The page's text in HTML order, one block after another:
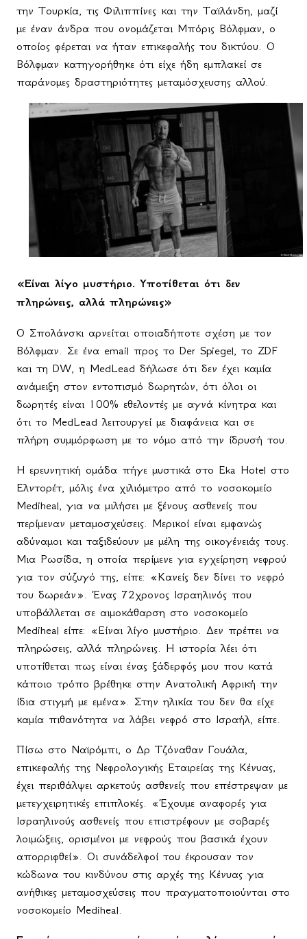
την Τουρκία, τις Φιλιππίνες και την Ταϊλάνδη, μαζί
με έναν άνδρα που ονομάζεται Μπόρις Βόλφμαν, ο
οποίος φέρεται να ήταν επικεφαλής του δικτύου. Ο
Βόλφμαν κατηγορήθηκε ότι είχε ήδη εμπλακεί σε
παράνομες δραστηριότητες μεταμόσχευσης αλλού.
«Είναι λίγο μυστήριο. Υποτίθεται ότι δεν
πληρώνεις, αλλά πληρώνεις»
Ο Σπολάνσκι αρνείται οποιαδήποτε σχέση με τον
Βόλφμαν. Σε ένα email προς το Der Spiegel, το ZDF
και τη DW, η MedLead δήλωσε ότι δεν έχει καμία
ανάμειξη στον εντοπισμό δωρητών, ότι όλοι οι
δωρητές είναι 100% εθελοντές με αγνά κίνητρα και
ότι το MedLead λειτουργεί με διαφάνεια και σε
πλήρη συμμόρφωση με το νόμο από την ίδρυσή του.
Η ερευνητική ομάδα πήγε μυστικά στο Eka Hotel στο
Ελντορέτ, μόλις ένα χιλιόμετρο από το νοσοκομείο
Mediheal, για να μιλήσει με ξένους ασθενείς που
περίμεναν μεταμοσχεύσεις. Μερικοί είναι εμφανώς
αδύναμοι και ταξιδεύουν με μέλη της οικογένειάς τους.
Μια Ρωσίδα, η οποία περίμενε για εγχείρηση νεφρού
για τον σύζυγό της, είπε: «Κανείς δεν δίνει το νεφρό
του δωρεάν». Ένας 72χρονος Ισραηλινός που
υποβάλλεται σε αιμοκάθαρση στο νοσοκομείο
Mediheal είπε: «Είναι λίγο μυστήριο. Δεν πρέπει να
πληρώσεις, αλλά πληρώνεις. Η ιστορία λέει ότι
υποτίθεται πως είναι ένας ξάδερφός μου που κατά
κάποιο τρόπο βρέθηκε στην Ανατολική Αφρική την
ίδια στιγμή με εμένα». Στην ηλικία του δεν θα είχε
καμία πιθανότητα να λάβει νεφρό στο Ισραήλ, είπε.
Πίσω στο Ναϊρόμπι, ο Δρ Τζόναθαν Γουάλα,
επικεφαλής της Νεφρολογικής Εταιρείας της Κένυας,
έχει περιθάλψει αρκετούς ασθενείς που επέστρεψαν με
μετεγχειρητικές επιπλοκές. «Έχουμε αναφορές για
Ισραηλινούς ασθενείς που επιστρέφουν με σοβαρές
λοιμώξεις, ορισμένοι με νεφρούς που βασικά έχουν
απορριφθεί». Οι συνάδελφοί του έκρουσαν τον
κώδωνα του κινδύνου στις αρχές της Κένυας για
ανήθικες μεταμοσχεύσεις που πραγματοποιούνται στο
νοσοκομείο Mediheal.